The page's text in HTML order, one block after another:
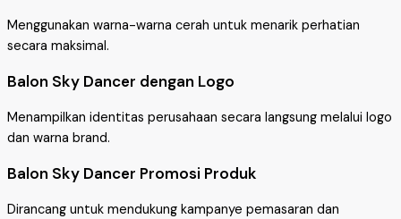
Menggunakan warna-warna cerah untuk menarik perhatian
secara maksimal.
Balon Sky Dancer dengan Logo
Menampilkan identitas perusahaan secara langsung melalui logo
dan warna brand.
Balon Sky Dancer Promosi Produk
Dirancang untuk mendukung kampanye pemasaran dan